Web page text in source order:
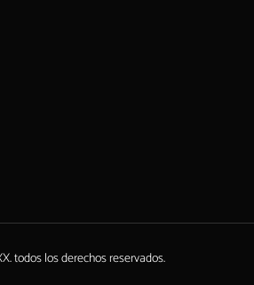
todos los derechos reservados.